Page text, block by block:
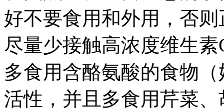
好不要食用和外用，否
尽量少接触高浓度维生
多食用含酪氨酸的食物
活性，并且多食用芹菜